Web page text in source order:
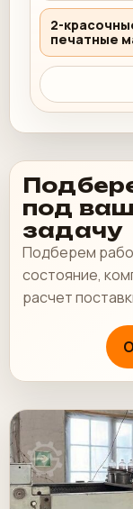
2-
печатные
под
задачу
Подберем
состояние,
расчет